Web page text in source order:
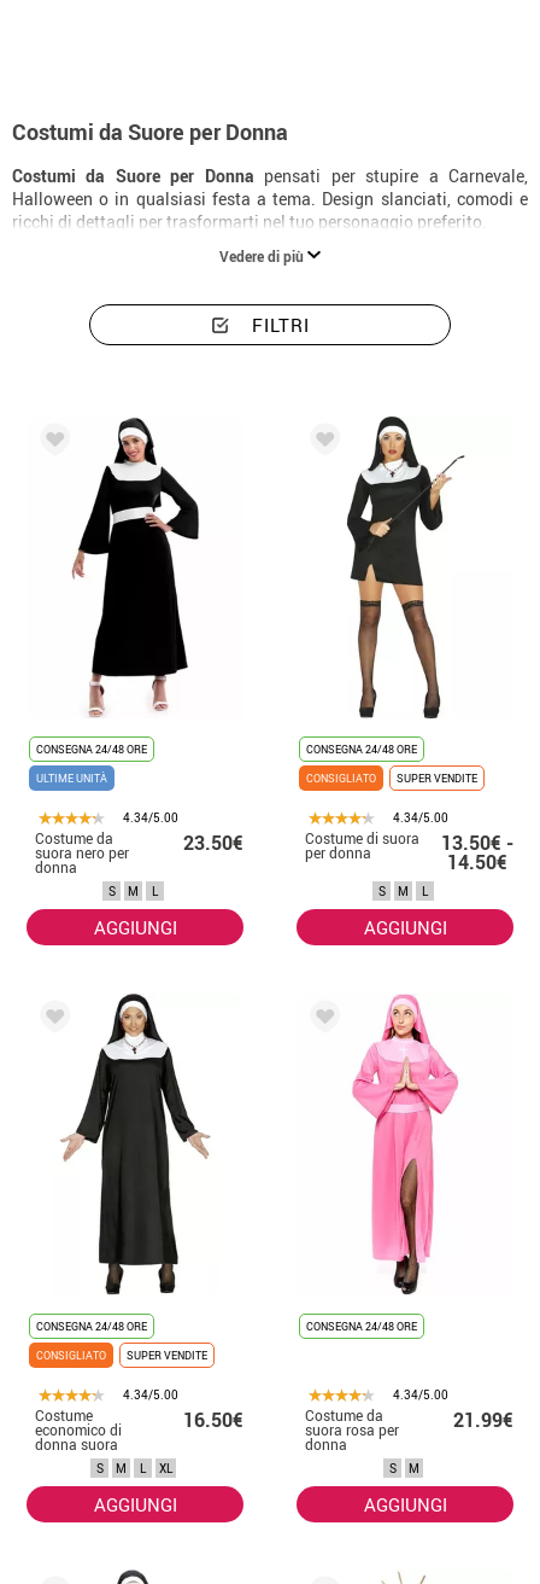
Costumi da Suore per Donna
Costumi da Suore per Donna pensati per stupire a Carnevale,
Halloween o in qualsiasi festa a tema. Design slanciati, comodi e
ricchi di dettagli per trasformarti nel tuo personaggio preferito.
Vedere di più
FILTRI
CONSEGNA 24/48 ORE
ULTIME UNITÀ
4.34/5.00
Costume da
suora nero per
donna
23.50€
S M L
AGGIUNGI
CONSEGNA 24/48 ORE
CONSIGLIATO
SUPER VENDITE
4.34/5.00
Costume di suora
per donna 13.50€ -
14.50€
S M L
AGGIUNGI
CONSEGNA 24/48 ORE
CONSIGLIATO
SUPER VENDITE
4.34/5.00
Costume
economico di
donna suora
16.50€
S M L XL
AGGIUNGI
CONSEGNA 24/48 ORE
4.34/5.00
Costume da
suora rosa per
donna
21.99€
S M
AGGIUNGI